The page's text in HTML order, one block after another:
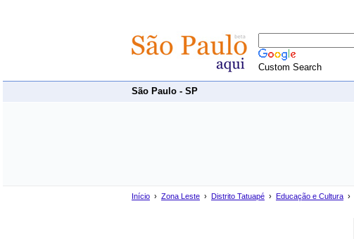
Custom Search
São Paulo - SP
Início › Zona Leste › Distrito Tatuapé › Educação e Cultura ›